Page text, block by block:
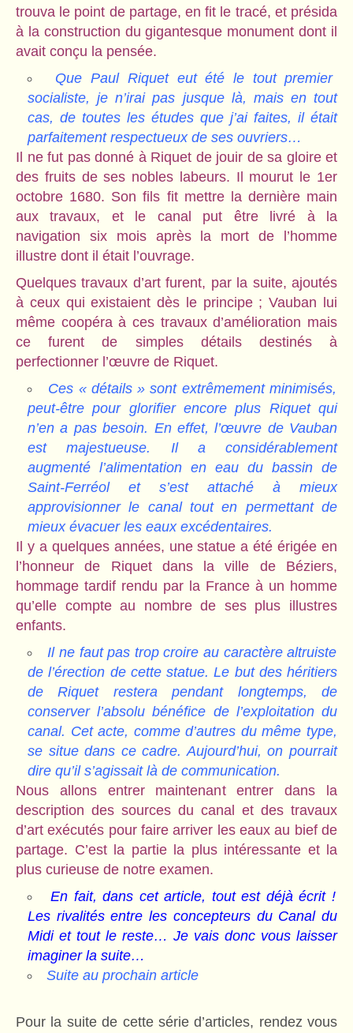
trouva le point de partage, en fit le tracé, et présida
à la construction du gigantesque monument dont il
avait conçu la pensée.
Que Paul Riquet eut été le tout premier
socialiste, je n’irai pas jusque là, mais en tout
cas, de toutes les études que j’ai faites, il était
parfaitement respectueux de ses ouvriers…
Il ne fut pas donné à Riquet de jouir de sa gloire et
des fruits de ses nobles labeurs. Il mourut le 1er
octobre 1680. Son fils fit mettre la dernière main
aux travaux, et le canal put être livré à la
navigation six mois après la mort de l’homme
illustre dont il était l’ouvrage.
Quelques travaux d’art furent, par la suite, ajoutés
à ceux qui existaient dès le principe ; Vauban lui
même coopéra à ces travaux d’amélioration mais
ce furent de simples détails destinés à
perfectionner l’œuvre de Riquet.
Ces « détails » sont extrêmement minimisés,
peut-être pour glorifier encore plus Riquet qui
n’en a pas besoin. En effet, l’œuvre de Vauban
est majestueuse. Il a considérablement
augmenté l’alimentation en eau du bassin de
Saint-Ferréol et s’est attaché à mieux
approvisionner le canal tout en permettant de
mieux évacuer les eaux excédentaires.
Il y a quelques années, une statue a été érigée en
l’honneur de Riquet dans la ville de Béziers,
hommage tardif rendu par la France à un homme
qu’elle compte au nombre de ses plus illustres
enfants.
Il ne faut pas trop croire au caractère altruiste
de l’érection de cette statue. Le but des héritiers
de Riquet restera pendant longtemps, de
conserver l’absolu bénéfice de l’exploitation du
canal. Cet acte, comme d’autres du même type,
se situe dans ce cadre. Aujourd’hui, on pourrait
dire qu’il s’agissait là de communication.
Nous allons entrer maintenant entrer dans la
description des sources du canal et des travaux
d’art exécutés pour faire arriver les eaux au bief de
partage. C’est la partie la plus intéressante et la
plus curieuse de notre examen.
En fait, dans cet article, tout est déjà écrit !
Les rivalités entre les concepteurs du Canal du
Midi et tout le reste… Je vais donc vous laisser
imaginer la suite…
Suite au prochain article
Pour la suite de cette série d’articles, rendez vous